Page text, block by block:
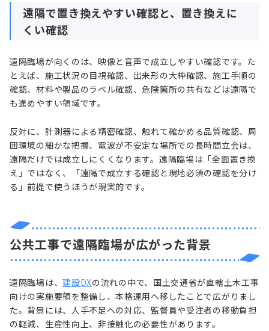
遠隔で置き換えやすい確認と、置き換えに
くい確認
遠隔臨場が向くのは、映像と音声で成立しやすい確認です。た
とえば、施工状況の目視確認、出来形の大枠確認、施工手順の
確認、材料や製品のラベル確認、危険箇所の共有などは遠隔で
も進めやすい領域です。
反対に、計測器による精密確認、触れて確かめる品質確認、周
囲環境の細かな把握、電波が不安定な場所での長時間立会は、
遠隔だけでは成立しにくくなります。遠隔臨場は「全面置き換
え」ではなく、「遠隔で成立する確認と現地必須の確認を分け
る」前提で使うほうが現実的です。
公共工事で遠隔臨場が広がった背景
遠隔臨場は、建設DXの流れの中で、国土交通省が直轄土木工事
向けの実施要領を整備し、本格運用へ移したことで広がりまし
た。背景には、人手不足への対応、監督員や受注者の移動負担
の軽減、生産性向上、非接触化の必要性があります。